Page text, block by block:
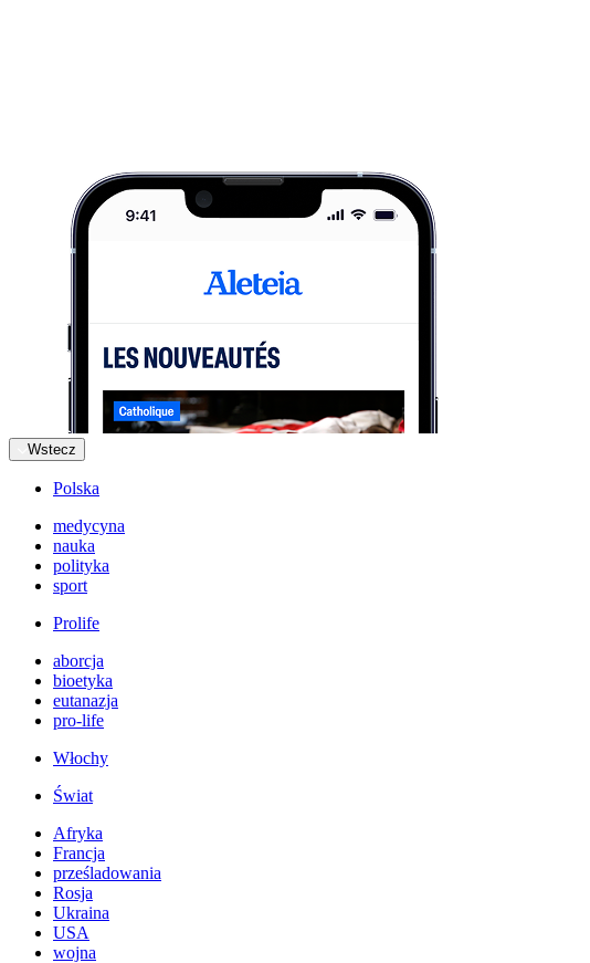
Wstecz
Polska
medycyna
nauka
polityka
sport
Prolife
aborcja
bioetyka
eutanazja
pro-life
Włochy
Świat
Afryka
Francja
prześladowania
Rosja
Ukraina
USA
wojna